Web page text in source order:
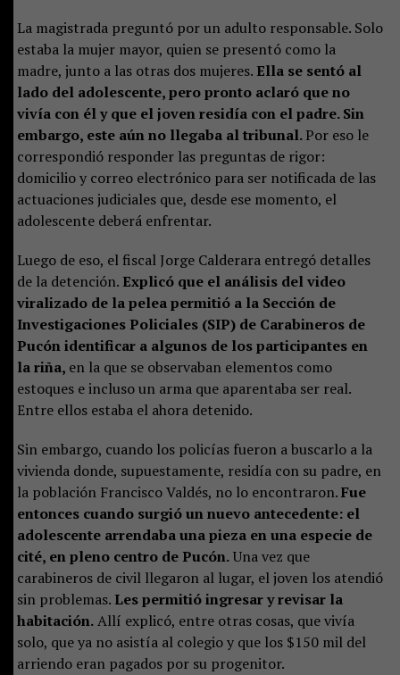
La magistrada preguntó por un adulto responsable. Solo
estaba la mujer mayor, quien se presentó como la
madre, junto a las otras dos mujeres. Ella se sentó al
lado del adolescente, pero pronto aclaró que no
vivía con él y que el joven residía con el padre. Sin
embargo, este aún no llegaba al tribunal.Por eso le
correspondió responder las preguntas de rigor:
domicilio y correo electrónico para ser notificada de las
actuaciones judiciales que, desde ese momento, el
adolescente deberá enfrentar.
Luego de eso, el fiscal Jorge Calderara entregó detalles
de la detención. Explicó que el análisis del video
viralizado de la pelea permitió a la Sección de
Investigaciones Policiales (SIP) de Carabineros de
Pucón identificar a algunos de los participantes en
la riña, en la que se observaban elementos como
estoques e incluso un arma que aparentaba ser real.
Entre ellos estaba el ahora detenido.
Sin embargo, cuando los policías fueron a buscarlo a la
vivienda donde, supuestamente, residía con su padre, en
la población Francisco Valdés, no lo encontraron.Fue
entonces cuando surgió un nuevo antecedente: el
adolescente arrendaba una pieza en una especie de
cité, en pleno centro de Pucón.Una vez que
carabineros de civil llegaron al lugar, el joven los atendió
sin problemas. Les permitió ingresar y revisar la
habitación.Allí explicó, entre otras cosas, que vivía
solo, que ya no asistía al colegio y que los $150 mil del
arriendo eran pagados por su progenitor.